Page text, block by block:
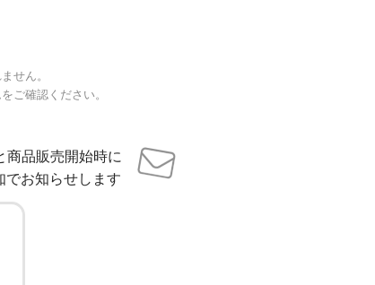
せん。
ご確認ください。
商品販売開始時に
でお知らせします